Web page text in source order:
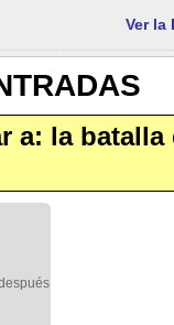
Ver la
a: la batalla